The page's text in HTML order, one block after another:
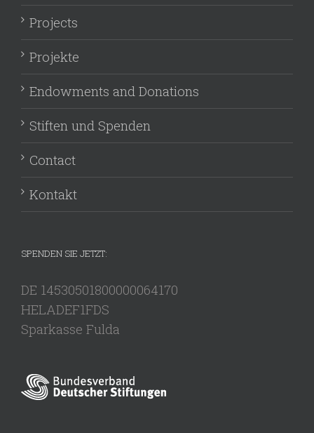
Projects
Projekte
Endowments and Donations
Stiften und Spenden
Contact
Kontakt
SPENDEN SIE JETZT:
DE 14530501800000064170
HELADEF1FDS
Sparkasse Fulda